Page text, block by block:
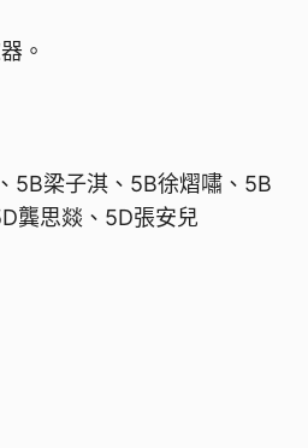
。
5B梁子淇、5B徐熠嘯、5B
龔思燚、5D張安兒